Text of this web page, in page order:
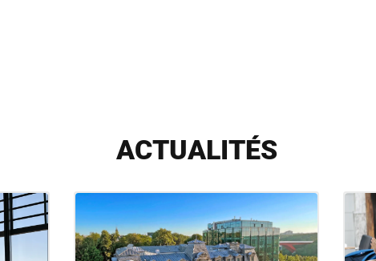
ACTUALITÉS